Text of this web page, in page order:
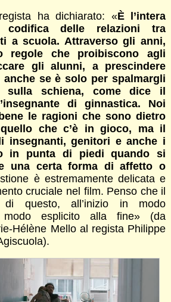
ha dichiarato: «È l’intera
codifica delle relazioni tra
a scuola. Attraverso gli anni,
regole che proibiscono agli
gli alunni, a prescindere
anche se è solo per spalmargli
sulla schiena, come dice il
di ginnastica. Noi
le ragioni che sono dietro
che c’è in gioco, ma il
insegnanti, genitori e anche i
in punta di piedi quando si
una certa forma di affetto o
è estremamente delicata e
cruciale nel film. Penso che il
questo, all’inizio in modo
modo esplicito alla fine» (da
Hélène Mello al regista Philippe